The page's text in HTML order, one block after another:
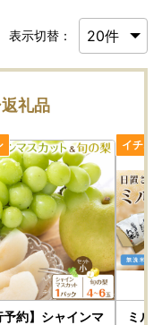
表示切替：
礼品
予約】シャインマ
ミル